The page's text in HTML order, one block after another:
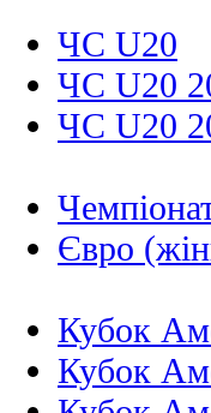
ЧС U20
ЧС U20
ЧС U20
Євро
Кубок
Кубок